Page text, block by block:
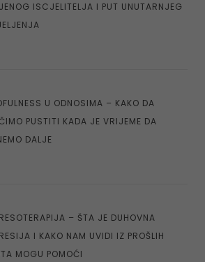
ISCJELITELJA I PUT UNUTARNJEG
U ODNOSIMA – KAKO DA
PUSTITI KADA JE VRIJEME DA
DALJE
– ŠTA JE DUHOVNA
I KAKO NAM UVIDI IZ PROŠLIH
MOGU POMOĆI